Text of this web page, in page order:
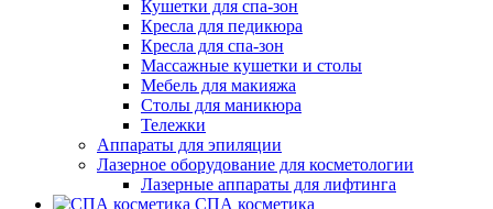
Кушетки для спа-зон
Кресла для педикюра
Кресла для спа-зон
Массажные кушетки и столы
Мебель для макияжа
Столы для маникюра
Тележки
Аппараты для эпиляции
Лазерное оборудование для косметологии
Лазерные аппараты для лифтинга
СПА косметика